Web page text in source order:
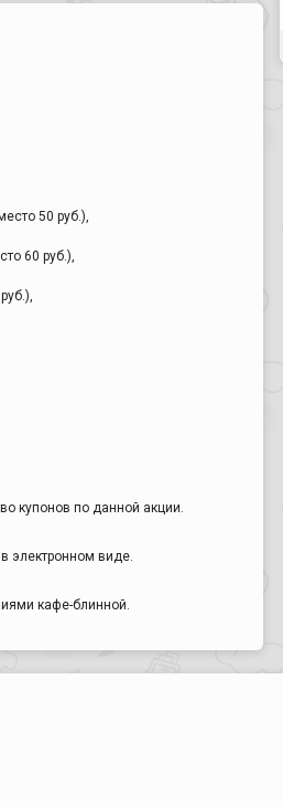
50 руб.),
60 руб.),
купонов по данной акции.
электронном виде.
кафе-блинной.